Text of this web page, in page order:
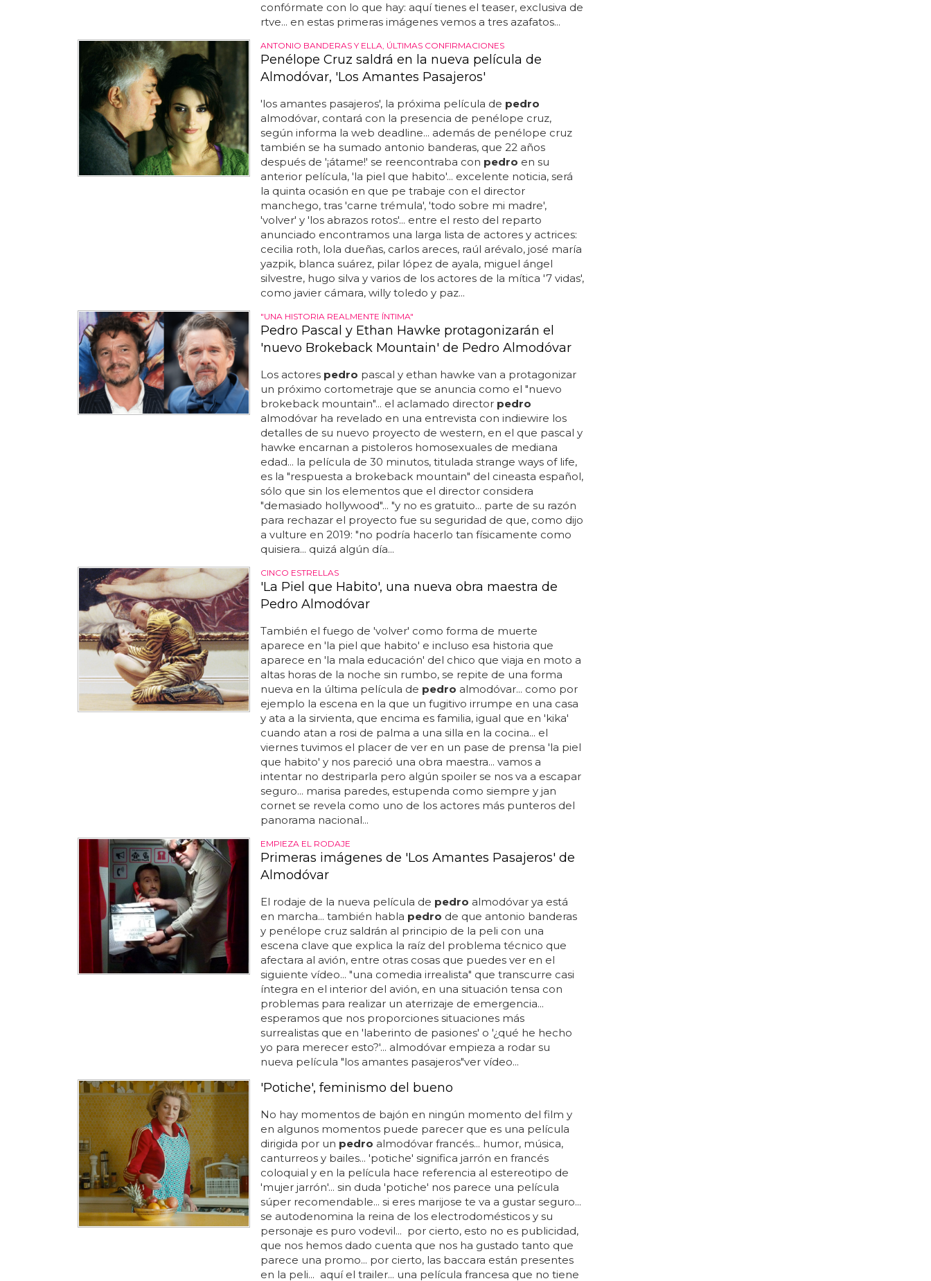
confórmate con lo que hay: aquí tienes el teaser, exclusiva de
rtve... en estas primeras imágenes vemos a tres azafatos...
ANTONIO BANDERAS Y ELLA, ÚLTIMAS CONFIRMACIONES
Penélope Cruz saldrá en la nueva película de
Almodóvar, 'Los Amantes Pasajeros'
'los amantes pasajeros', la próxima película de pedro
almodóvar, contará con la presencia de penélope cruz,
según informa la web deadline... además de penélope cruz
también se ha sumado antonio banderas, que 22 años
después de '¡átame!' se reencontraba con pedro en su
anterior película, 'la piel que habito'... excelente noticia, será
la quinta ocasión en que pe trabaje con el director
manchego, tras 'carne trémula', 'todo sobre mi madre',
'volver' y 'los abrazos rotos'... entre el resto del reparto
anunciado encontramos una larga lista de actores y actrices:
cecilia roth, lola dueñas, carlos areces, raúl arévalo, josé maría
yazpik, blanca suárez, pilar lópez de ayala, miguel ángel
silvestre, hugo silva y varios de los actores de la mítica '7 vidas',
como javier cámara, willy toledo y paz...
"UNA HISTORIA REALMENTE ÍNTIMA"
Pedro Pascal y Ethan Hawke protagonizarán el
'nuevo Brokeback Mountain' de Pedro Almodóvar
Los actores pedro pascal y ethan hawke van a protagonizar
un próximo cortometraje que se anuncia como el "nuevo
brokeback mountain"... el aclamado director pedro
almodóvar ha revelado en una entrevista con indiewire los
detalles de su nuevo proyecto de western, en el que pascal y
hawke encarnan a pistoleros homosexuales de mediana
edad... la película de 30 minutos, titulada strange ways of life,
es la "respuesta a brokeback mountain" del cineasta español,
sólo que sin los elementos que el director considera
"demasiado hollywood"... "y no es gratuito... parte de su razón
para rechazar el proyecto fue su seguridad de que, como dijo
a vulture en 2019: "no podría hacerlo tan físicamente como
quisiera... quizá algún día...
CINCO ESTRELLAS
'La Piel que Habito', una nueva obra maestra de
Pedro Almodóvar
También el fuego de 'volver' como forma de muerte
aparece en 'la piel que habito' e incluso esa historia que
aparece en 'la mala educación' del chico que viaja en moto a
altas horas de la noche sin rumbo, se repite de una forma
nueva en la última película de pedro almodóvar... como por
ejemplo la escena en la que un fugitivo irrumpe en una casa
y ata a la sirvienta, que encima es familia, igual que en 'kika'
cuando atan a rosi de palma a una silla en la cocina... el
viernes tuvimos el placer de ver en un pase de prensa 'la piel
que habito' y nos pareció una obra maestra... vamos a
intentar no destriparla pero algún spoiler se nos va a escapar
seguro... marisa paredes, estupenda como siempre y jan
cornet se revela como uno de los actores más punteros del
panorama nacional...
EMPIEZA EL RODAJE
Primeras imágenes de 'Los Amantes Pasajeros' de
Almodóvar
El rodaje de la nueva película de pedro almodóvar ya está
en marcha... también habla pedro de que antonio banderas
y penélope cruz saldrán al principio de la peli con una
escena clave que explica la raíz del problema técnico que
afectara al avión, entre otras cosas que puedes ver en el
siguiente vídeo... "una comedia irrealista" que transcurre casi
íntegra en el interior del avión, en una situación tensa con
problemas para realizar un aterrizaje de emergencia...
esperamos que nos proporciones situaciones más
surrealistas que en 'laberinto de pasiones' o '¿qué he hecho
yo para merecer esto?'... almodóvar empieza a rodar su
nueva película "los amantes pasajeros"ver vídeo...
'Potiche', feminismo del bueno
No hay momentos de bajón en ningún momento del film y
en algunos momentos puede parecer que es una película
dirigida por un pedro almodóvar francés... humor, música,
canturreos y bailes... 'potiche' significa jarrón en francés
coloquial y en la película hace referencia al estereotipo de
'mujer jarrón'... sin duda 'potiche' nos parece una película
súper recomendable... si eres marijose te va a gustar seguro...
se autodenomina la reina de los electrodomésticos y su
personaje es puro vodevil... por cierto, esto no es publicidad,
que nos hemos dado cuenta que nos ha gustado tanto que
parece una promo... por cierto, las baccara están presentes
en la peli... aquí el trailer... una película francesa que no tiene